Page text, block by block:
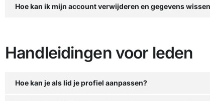
Hoe kan ik mijn account verwijderen en gegevens
Handleidingen voor leden
Hoe kan je als lid je profiel aanpassen?